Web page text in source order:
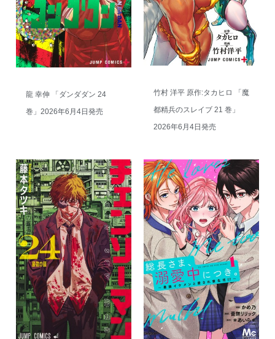
龍 幸伸 「ダンダダン 24
巻」2026年6月4日発売
竹村 洋平 原作:タカヒロ 「魔
都精兵のスレイブ 21 巻」
2026年6月4日発売